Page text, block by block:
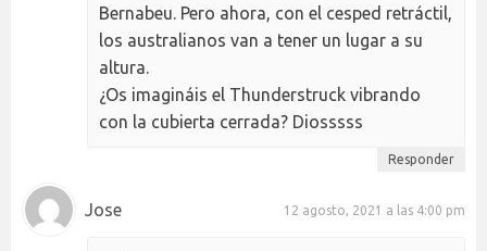
Bernabeu. Pero ahora, con el cesped retráctil,
los australianos van a tener un lugar a su
altura.
¿Os imagináis el Thunderstruck vibrando
con la cubierta cerrada? Diosssss
Responder
Jose 12 agosto, 2021 a las 4:00 pm